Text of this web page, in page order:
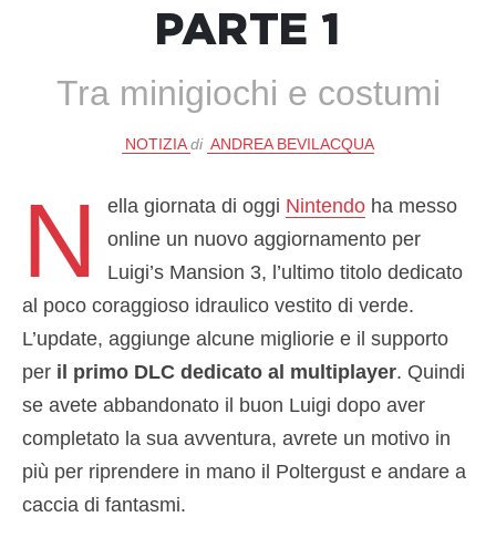
PARTE 1
Tra minigiochi e costumi
NOTIZIA di ANDREA BEVILACQUA
N ella giornata di oggi Nintendo ha messo
online un nuovo aggiornamento per
Luigi’s Mansion 3, l’ultimo titolo dedicato
al poco coraggioso idraulico vestito di verde.
L’update, aggiunge alcune migliorie e il supporto
per il primo DLC dedicato al multiplayer. Quindi
se avete abbandonato il buon Luigi dopo aver
completato la sua avventura, avrete un motivo in
più per riprendere in mano il Poltergust e andare a
caccia di fantasmi.